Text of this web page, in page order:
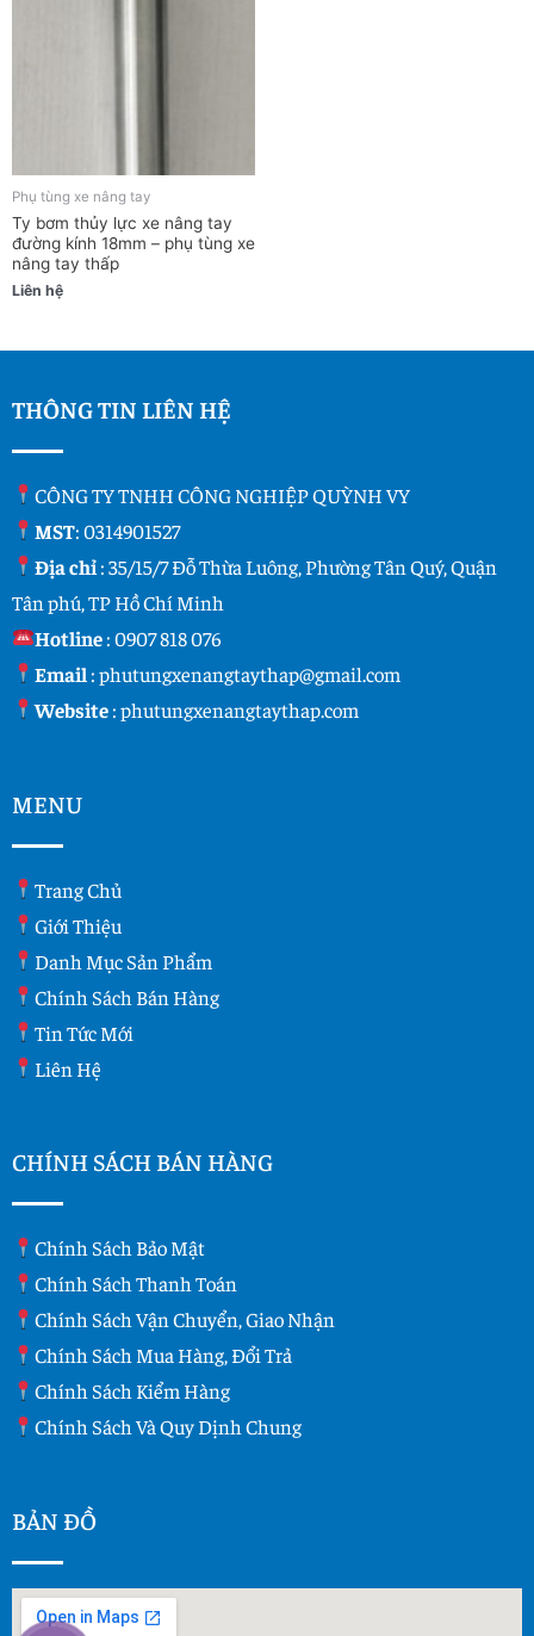
Phụ tùng xe nâng tay
Ty bơm thủy lực xe nâng tay
đường kính 18mm – phụ tùng xe
nâng tay thấp
Liên hệ
THÔNG TIN LIÊN HỆ
CÔNG TY TNHH CÔNG NGHIỆP QUỲNH VY
MST: 0314901527
Địa chỉ: 35/15/7 Đỗ Thừa Luông, Phường Tân Quý, Quận
Tân phú, TP Hồ Chí Minh
Hotline:0907 818 076
Email :phutungxenangtaythap@gmail.com
Website:phutungxenangtaythap.com
MENU
Trang Chủ
Giới Thiệu
Danh Mục Sản Phẩm
Chính Sách Bán Hàng
Tin Tức Mới
Liên Hệ
CHÍNH SÁCH BÁN HÀNG
Chính Sách Bảo Mật
Chính Sách Thanh Toán
Chính Sách Vận Chuyển, Giao Nhận
Chính Sách Mua Hàng, Đổi Trả
Chính Sách Kiểm Hàng
Chính Sách Và Quy Dịnh Chung
BẢN ĐỒ